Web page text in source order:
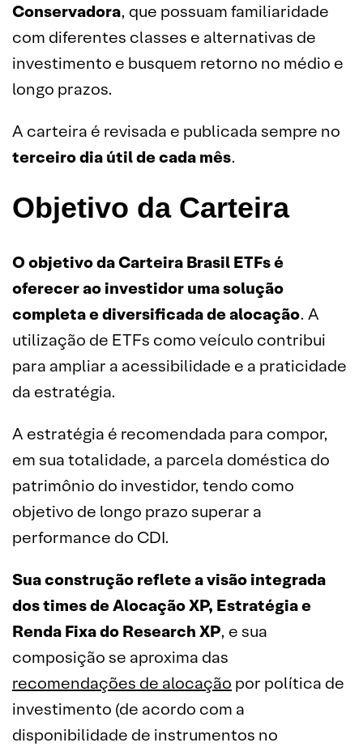
Conservadora, que possuam familiaridade
com diferentes classes e alternativas de
investimento e busquem retorno no médio e
longo prazos.
A carteira é revisada e publicada sempre no
terceiro dia útil de cada mês.
Objetivo da Carteira
O objetivo da Carteira BrasilETFsé
oferecer ao investidor uma solução
completa e diversificada de alocação. A
utilização de ETFs como veículo contribui
para ampliar a acessibilidade e a praticidade
da estratégia.
A estratégia é recomendada para compor,
em sua totalidade, a parcela doméstica do
patrimônio do investidor, tendo como
objetivo de longo prazo superar a
performance do CDI.
Sua construção reflete a visão integrada
dos times de Alocação XP, Estratégia e
Renda Fixa do Research XP, e sua
composição se aproxima das
recomendações de alocação por política de
investimento (de acordo com a
disponibilidade de instrumentos no